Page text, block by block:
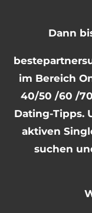
Dann
im Bereich
40/50 /60 /
Dating-Tipps.
aktiven
suchen